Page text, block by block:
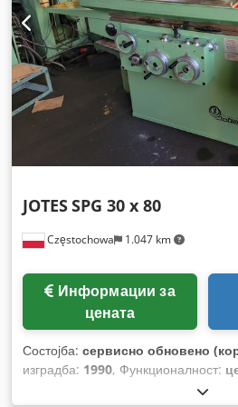
Częstochowa 1.047 km
JOTESSPG 30 x 80
цената
Состојба: сервисно обновено
изградба: 1990, Функционалност:
800 мм